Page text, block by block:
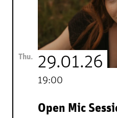
Thu. 29.01.26
19:00
Open Mic